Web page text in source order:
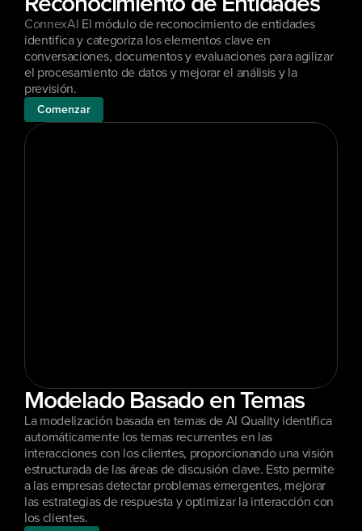
ConnexAI
El módulo de reconocimiento de entidades
identifica y categoriza los elementos clave en
conversaciones, documentos y evaluaciones para agilizar
el procesamiento de datos y mejorar el análisis y la
previsión.
Comenzar
Modelado Basado en Temas
La modelización basada en temas de AI Quality identifica
automáticamente los temas recurrentes en las
interacciones con los clientes, proporcionando una visión
estructurada de las áreas de discusión clave. Esto permite
a las empresas detectar problemas emergentes, mejorar
las estrategias de respuesta y optimizar la interacción con
los clientes.